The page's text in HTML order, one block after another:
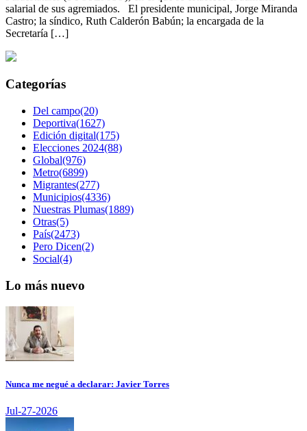
salarial de sus agremiados. El presidente municipal, Jorge Miranda
Castro; la síndico, Ruth Calderón Babún; la encargada de la
Secretaría […]
Categorías
Del campo(20)
Deportiva(1627)
Edición digital(175)
Elecciones 2024(88)
Global(976)
Metro(6899)
Migrantes(277)
Municipios(4336)
Nuestras Plumas(1889)
Otras(5)
País(2473)
Pero Dicen(2)
Social(4)
Lo más nuevo
Nunca me negué a declarar: Javier Torres
Jul-27-2026